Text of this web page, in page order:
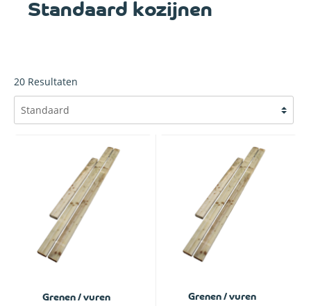
Standaard kozijnen
20 Resultaten
Grenen / vuren
Grenen / vuren